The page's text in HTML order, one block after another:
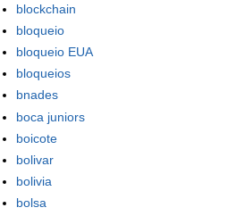
blockchain
bloqueio
bloqueio EUA
bloqueios
bnades
boca juniors
boicote
bolivar
bolivia
bolsa